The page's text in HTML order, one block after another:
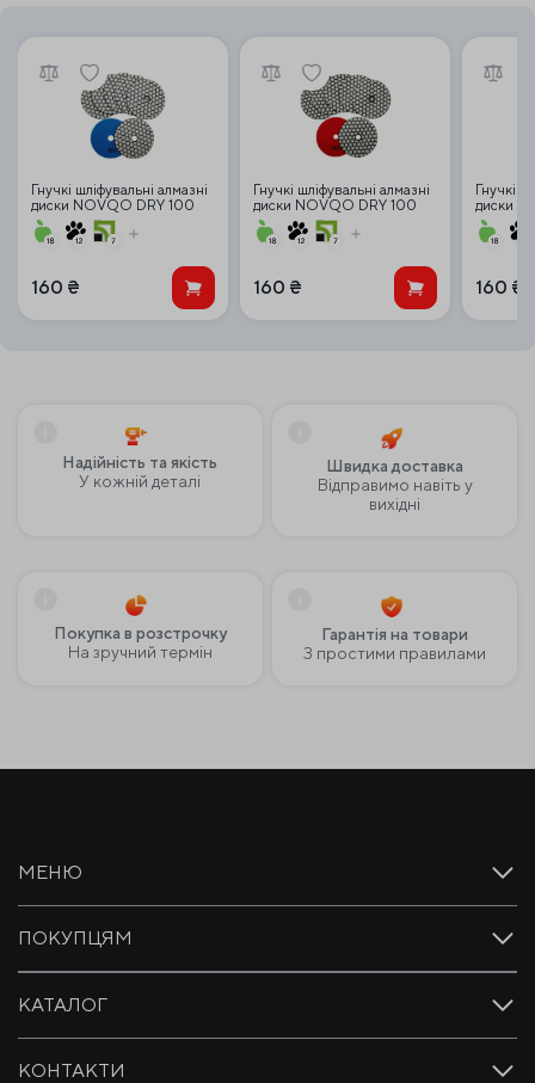
Гнучкі шліфувальні алмазні
диски NOVQO DRY 100
mm #50 для сухої
поліровки
160 ₴
Гнучкі шліфувальні алмазні
диски NOVQO DRY 100
mm #400 для сухої
поліровки
160 ₴
Гнучкі
диски
mm
160 ₴
Надійність та якість
У кожній деталі
Швидка доставка
Відправимо навіть у
вихідні
Покупка в розстрочку
На зручний термін
Гарантія на товари
З простими правилами
КАТАЛОГ
ПОКУПЦЯМ
МЕНЮ
КОНТАКТИ